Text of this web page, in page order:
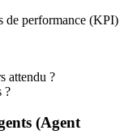
de performance (KPI)
attendu ?
?
(Agent